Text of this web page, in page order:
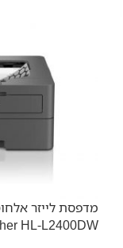
מדפסת לייזר
HL-L2400DW